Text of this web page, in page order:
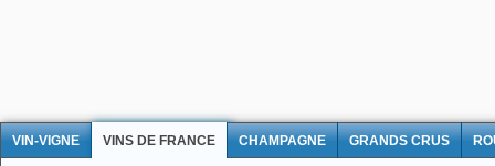
VIN-VIGNE VINS DE FRANCE CHAMPAGNE GRANDS CRUS